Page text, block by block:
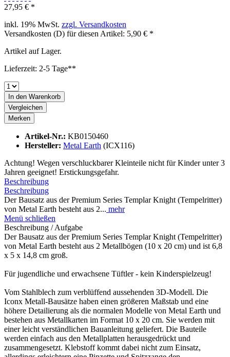
27,95 € *
inkl. 19% MwSt. zzgl. Versandkosten
Versandkosten (D) für diesen Artikel: 5,90 € *
Artikel auf Lager.
Lieferzeit: 2-5 Tage**
In den Warenkorb
Vergleichen
Merken
Artikel-Nr.: KB0150460
Hersteller: Metal Earth (ICX116)
Achtung! Wegen verschluckbarer Kleinteile nicht für Kinder unter 3
Jahren geeignet! Erstickungsgefahr.
Beschreibung
Beschreibung
Der Bausatz aus der Premium Series Templar Knight (Tempelritter)
von Metal Earth besteht aus 2... mehr
Menü schließen
Beschreibung / Aufgabe
Der Bausatz aus der Premium Series Templar Knight (Tempelritter)
von Metal Earth besteht aus 2 Metallbögen (10 x 20 cm) und ist 6,8
x 5 x 14,8 cm groß.
Für jugendliche und erwachsene Tüftler - kein Kinderspielzeug!
Vom Stahlblech zum verblüffend aussehenden 3D-Modell. Die
Iconx Metall-Bausätze haben einen größeren Maßstab und eine
höhere Detailierung als die normalen Modelle von Metal Earth und
bestehen aus Metallkarten im Format 10 x 20 cm. Sie werden mit
einer leicht verständlichen Bauanleitung geliefert. Die Bauteile
werden einfach aus den Metallplatten herausgedrückt und
zusammengesetzt. Klebstoff kommt dabei nicht zum Einsatz,